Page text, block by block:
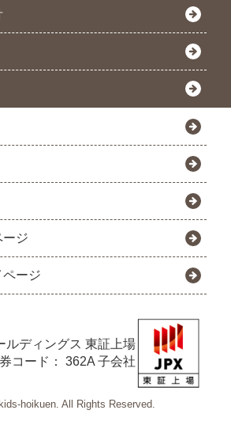
ージ
ページ
ルディングス 東証上場
コード： 362A 子会社
hoikuen. All Rights Reserved.